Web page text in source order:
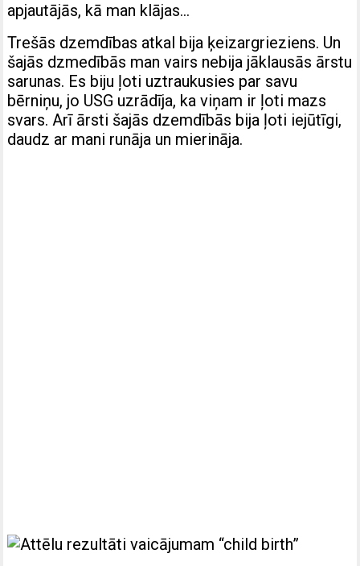
apjautājās, kā man klājas…
Trešās dzemdības atkal bija ķeizargrieziens. Un
šajās dzmedībās man vairs nebija jāklausās ārstu
sarunas. Es biju ļoti uztraukusies par savu
bērniņu, jo USG uzrādīja, ka viņam ir ļoti mazs
svars. Arī ārsti šajās dzemdībās bija ļoti iejūtīgi,
daudz ar mani runāja un mierināja.